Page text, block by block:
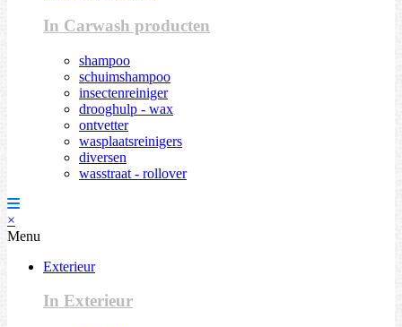
In Carwash producten
shampoo
schuimshampoo
insectenreiniger
drooghulp - wax
ontvetter
wasplaatsreinigers
diversen
wasstraat - rollover
×
Menu
Exterieur
In Exterieur